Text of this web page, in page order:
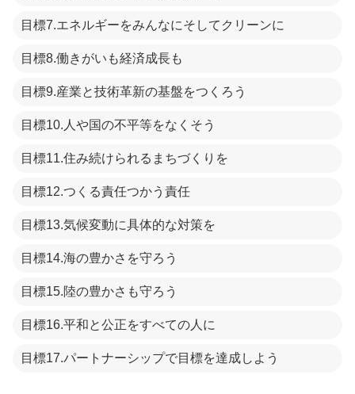
目標7.エネルギーをみんなにそしてクリーンに
目標8.働きがいも経済成長も
目標9.産業と技術革新の基盤をつくろう
目標10.人や国の不平等をなくそう
目標11.住み続けられるまちづくりを
目標12.つくる責任つかう責任
目標13.気候変動に具体的な対策を
目標14.海の豊かさを守ろう
目標15.陸の豊かさも守ろう
目標16.平和と公正をすべての人に
目標17.パートナーシップで目標を達成しよう